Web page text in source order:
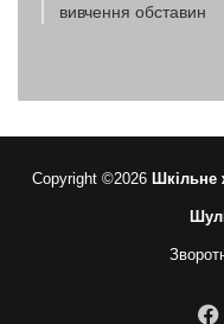
вивчення обставин
Copyright ©2026 Шкільне